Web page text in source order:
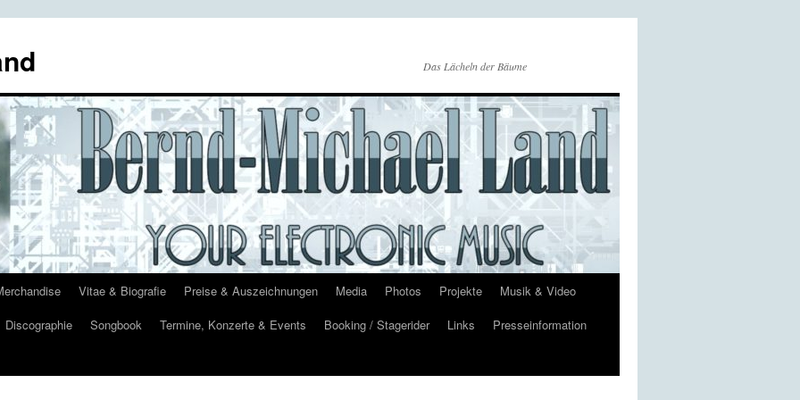
Das Lächeln der Bäume
Vitae & Biografie Preise & Auszeichnungen Media Photos Projekte
Musik & Video
Discographie Songbook Termine, Konzerte & Events Booking / Stagerider Links
Presseinformation